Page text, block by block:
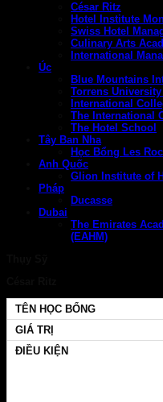
César Ritz
Hotel Institute
Swiss Hotel
Culinary Arts
International
Úc
Blue Mountains
Torrens
International
The International
The Hotel School
Tây Ban Nha
Học Bổng Les
Anh Quốc
Glion Institute of
Pháp
Ducasse
Dubai
The Emirates
(EAHM)